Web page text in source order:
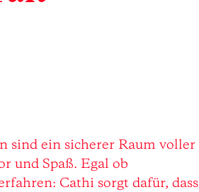
sind ein sicherer Raum voller
und Spaß. Egal ob
Cathi sorgt dafür, dass